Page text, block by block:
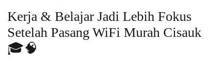
Kerja & Belajar Jadi Lebih Fokus
Setelah Pasang WiFi Murah Cisauk
🎓🧠